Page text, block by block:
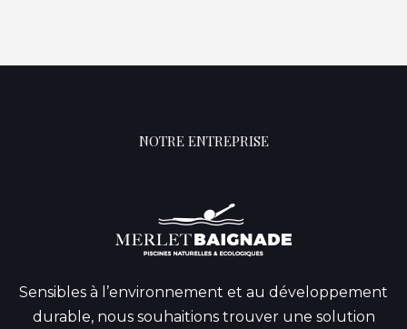
NOTRE ENTREPRISE
Sensibles à l’environnement et au développement
durable, nous souhaitions trouver une solution